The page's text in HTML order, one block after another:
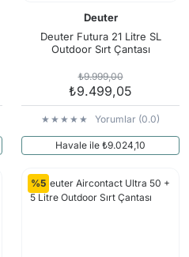
Deuter
Deuter Futura 21 Litre SL
Outdoor Sırt Çantası
₺9.999,00
₺9.499,05
Yorumlar (0.0)
Havale ile ₺9.024,10
%5